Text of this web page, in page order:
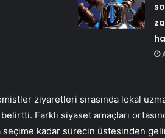
ziyaretleri sırasında lokal
Farklı siyaset amaçları
seçime kadar sürecin üstesinden